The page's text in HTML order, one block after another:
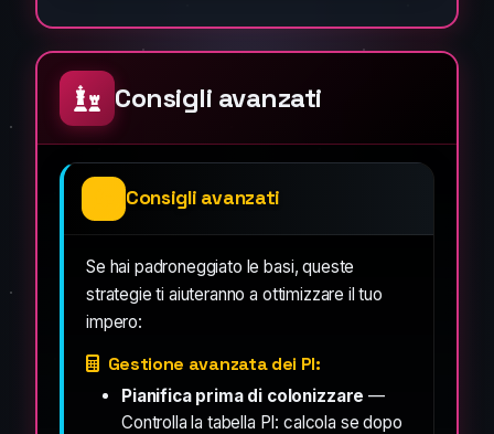
Consigli avanzati
Consigli avanzati
Se hai padroneggiato le basi, queste
strategie ti aiuteranno a ottimizzare il tuo
impero:
Gestione avanzata dei PI:
Pianifica prima di colonizzare —
Controlla la tabella PI: calcola se dopo